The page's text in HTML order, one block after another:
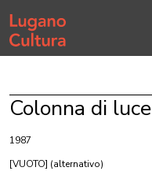
Home page
Colonna di luce
1987
[VUOTO] (alternativo)